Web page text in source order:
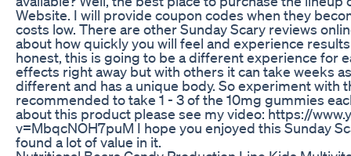
Website. I will provide coupon codes when they
costs low. There are other Sunday Scary reviews
about how quickly you will feel and experience
honest, this is going to be a different experience for
effects right away but with others it can take weeks
different and has a unique body. So experiment with
recommended to take 1 - 3 of the 10mg gummies
about this product please see my video: https://
v=MbqcNOH7puM I hope you enjoyed this Sunday
found a lot of value in it.